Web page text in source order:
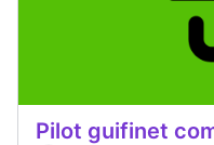
Pilot guifinet